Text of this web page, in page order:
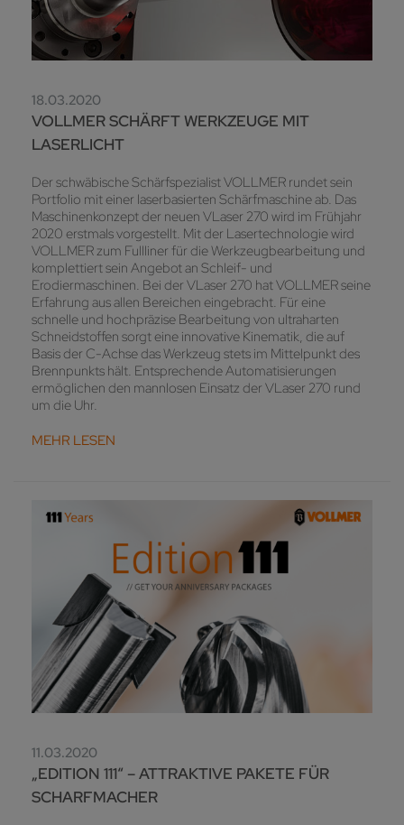
18.03.2020
VOLLMER SCHÄRFT WERKZEUGE MIT
LASERLICHT
Der schwäbische Schärfspezialist VOLLMER rundet sein
Portfolio mit einer laserbasierten Schärfmaschine ab. Das
Maschinenkonzept der neuen VLaser 270 wird im Frühjahr
2020 erstmals vorgestellt. Mit der Lasertechnologie wird
VOLLMER zum Fullliner für die Werkzeugbearbeitung und
komplettiert sein Angebot an Schleif- und
Erodiermaschinen. Bei der VLaser 270 hat VOLLMER seine
Erfahrung aus allen Bereichen eingebracht. Für eine
schnelle und hochpräzise Bearbeitung von ultraharten
Schneidstoffen sorgt eine innovative Kinematik, die auf
Basis der C-Achse das Werkzeug stets im Mittelpunkt des
Brennpunkts hält. Entsprechende Automatisierungen
ermöglichen den mannlosen Einsatz der VLaser 270 rund
um die Uhr.
MEHR LESEN
11.03.2020
„EDITION 111“ – ATTRAKTIVE PAKETE FÜR
SCHARFMACHER